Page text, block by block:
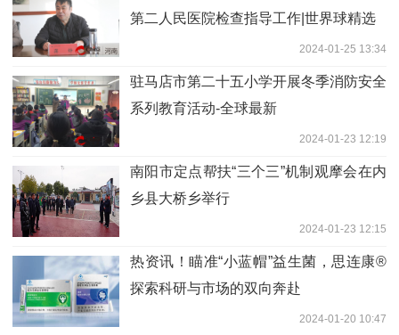
第二人民医院检查指导工作|世界球精选
2024-01-25 13:34
驻马店市第二十五小学开展冬季消防安全
系列教育活动-全球最新
2024-01-23 12:19
南阳市定点帮扶“三个三”机制观摩会在内
乡县大桥乡举行
2024-01-23 12:15
热资讯！瞄准“小蓝帽”益生菌，思连康®
探索科研与市场的双向奔赴
2024-01-20 10:47